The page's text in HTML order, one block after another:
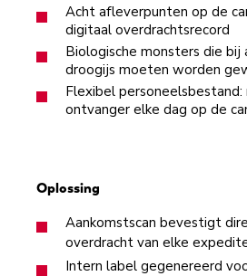
Acht afleverpunten op de
digitaal overdrachtsrecord
Biologische monsters die bij
droogijs moeten worden
Flexibel
ontvanger elke dag op de
Oplossing
Aankomstscan bevestigt
overdracht van elke
Intern label gegenereerd